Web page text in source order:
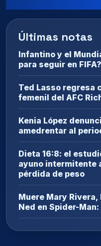
Últimas notas
Infantino y el
para seguir en FIFA?
Ted Lasso regresa
femenil del AFC
Kenia López
amedrentar al
Dieta 16:8: el
ayuno intermitente
pérdida de peso
Muere Mary
Ned en Spider-Man: